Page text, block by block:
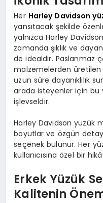
Her Harley Davidson
yansıtacak şekilde
yalnızca Harley
zamanda şıklık ve
de idealdir. Paslanmaz
malzemelerden üretilen
uzun süre dayanıklılık
arada isteyenler için bu
işlevseldir.
Harley Davidson yüzük
boyutlar ve özgün
seçenek bulunur. Her
kullanıcısına özel bir
Erkek Yüzük
Kalitenin